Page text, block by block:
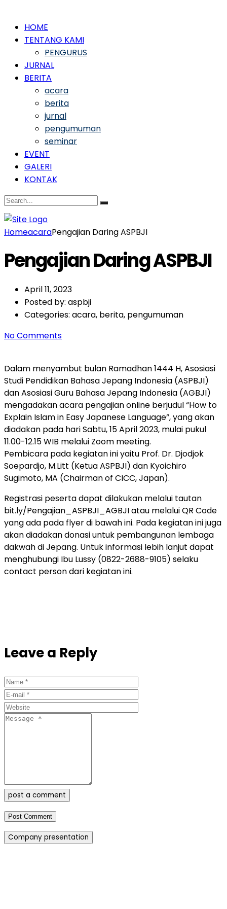
HOME
TENTANG KAMI
PENGURUS
JURNAL
BERITA
acara
berita
jurnal
pengumuman
seminar
EVENT
GALERI
KONTAK
HomeacaraPengajian Daring ASPBJI
Pengajian Daring ASPBJI
April 11, 2023
Posted by: aspbji
Categories: acara, berita, pengumuman
No Comments
Dalam menyambut bulan Ramadhan 1444 H, Asosiasi
Studi Pendidikan Bahasa Jepang Indonesia (ASPBJI)
dan Asosiasi Guru Bahasa Jepang Indonesia (AGBJI)
mengadakan acara pengajian online berjudul “How to
Explain Islam in Easy Japanese Language”, yang akan
diadakan pada hari Sabtu, 15 April 2023, mulai pukul
11.00-12.15 WIB melalui Zoom meeting.
Pembicara pada kegiatan ini yaitu Prof. Dr. Djodjok
Soepardjo, M.Litt (Ketua ASPBJI) dan Kyoichiro
Sugimoto, MA (Chairman of CICC, Japan).
Registrasi peserta dapat dilakukan melalui tautan
bit.ly/Pengajian_ASPBJI_AGBJI atau melalui QR Code
yang ada pada flyer di bawah ini. Pada kegiatan ini juga
akan diadakan donasi untuk pembangunan lembaga
dakwah di Jepang. Untuk informasi lebih lanjut dapat
menghubungi Ibu Lussy (0822-2688-9105) selaku
contact person dari kegiatan ini.
Leave a Reply
post a comment
Company presentation